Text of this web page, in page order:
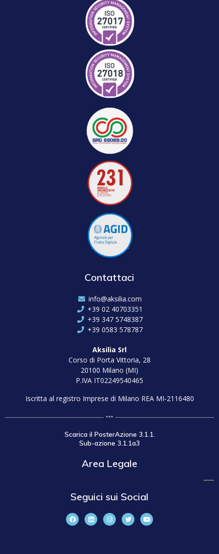
Contattaci
info@aksilia.com
+39 02 40703351
+39 347 5748387
+39 0583 578787
Aksilia Srl
Corso di Porta Vittoria, 28
20100 Milano (MI)
P.IVA IT02249540465
Iscritta al registro Imprese di Milano REA MI-2116480
Scarica il PosterAzione 3.1.1.
Sub-azione 3.1.1a3
Area Legale
Seguici sui Social